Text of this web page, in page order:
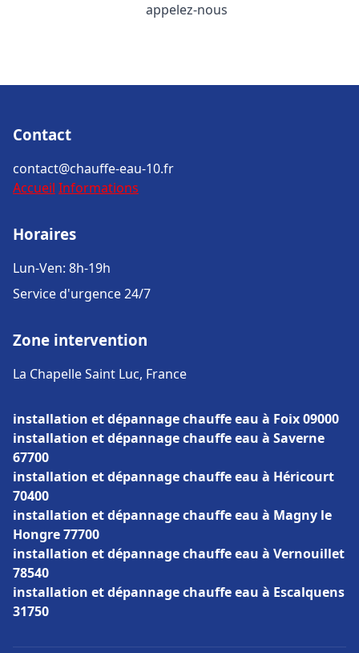
appelez-nous
Contact
contact@chauffe-eau-10.fr
Accueil Informations
Horaires
Lun-Ven: 8h-19h
Service d'urgence 24/7
Zone intervention
La Chapelle Saint Luc, France
installation et dépannage chauffe eau à Foix 09000
installation et dépannage chauffe eau à Saverne
67700
installation et dépannage chauffe eau à Héricourt
70400
installation et dépannage chauffe eau à Magny le
Hongre 77700
installation et dépannage chauffe eau à Vernouillet
78540
installation et dépannage chauffe eau à Escalquens
31750